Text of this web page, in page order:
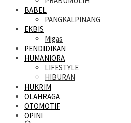
BABEL
PANGKALPINANG
EKBIS
Migas
PENDIDIKAN
HUMANIORA
LIFESTYLE
HIBURAN
HUKRIM
OLAHRAGA
OTOMOTIF
OPINI